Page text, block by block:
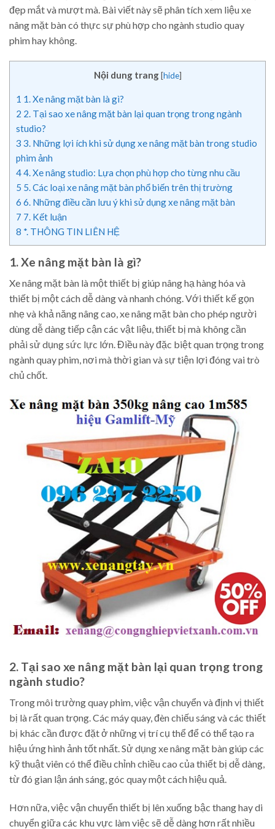
đẹp mắt và mượt mà. Bài viết này sẽ phân tích xem liệu xe
nâng mặt bàn có thực sự phù hợp cho ngành studio quay
phim hay không.
Nội dung trang [hide]
1 1. Xe nâng mặt bàn là gì?
2 2. Tại sao xe nâng mặt bàn lại quan trọng trong ngành
studio?
3 3. Những lợi ích khi sử dụng xe nâng mặt bàn trong studio
phim ảnh
44. Xe nâng studio: Lựa chọn phù hợp cho từng nhu cầu
5 5. Các loại xe nâng mặt bàn phổ biến trên thị trường
6 6. Những điều cần lưu ý khi sử dụng xe nâng mặt bàn
7 7. Kết luận
8 *. THÔNG TIN LIÊN HỆ
1. Xe nâng mặt bàn là gì?
Xe nâng mặt bàn là một thiết bị giúp nâng hạ hàng hóa và
thiết bị một cách dễ dàng và nhanh chóng. Với thiết kế gọn
nhẹ và khả năng nâng cao, xe nâng mặt bàn cho phép người
dùng dễ dàng tiếp cận các vật liệu, thiết bị mà không cần
phải sử dụng sức lực lớn. Điều này đặc biệt quan trọng trong
ngành quay phim, nơi mà thời gian và sự tiện lợi đóng vai trò
chủ chốt.
2. Tại sao xe nâng mặt bàn lại quan trọng trong
ngành studio?
Trong môi trường quay phim, việc vận chuyển và định vị thiết
bị là rất quan trọng. Các máy quay, đèn chiếu sáng và các thiết
bị khác cần được đặt ở những vị trí cụ thể để có thể tạo ra
hiệu ứng hình ảnh tốt nhất. Sử dụng xe nâng mặt bàn giúp các
kỹ thuật viên có thể điều chỉnh chiều cao của thiết bị dễ dàng,
từ đó gian lận ánh sáng, góc quay một cách hiệu quả.
Hơn nữa, việc vận chuyển thiết bị lên xuống bậc thang hay di
chuyển giữa các khu vực làm việc sẽ dễ dàng hơn rất nhiều